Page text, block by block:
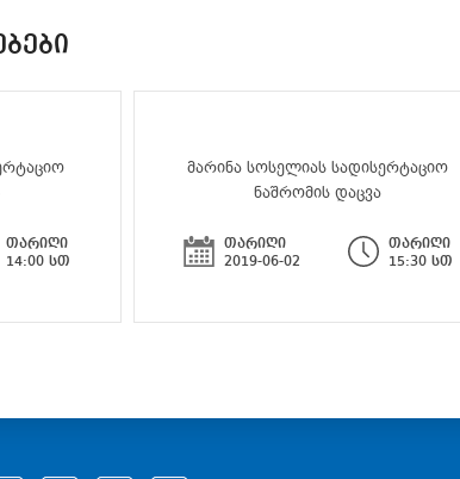
თარიღი
14:00 სთ
მარინა სოსელიას სადისერტაციო
ნაშრომის დაცვა
თარიღი
2019-06-02
თარიღი
15:30 სთ